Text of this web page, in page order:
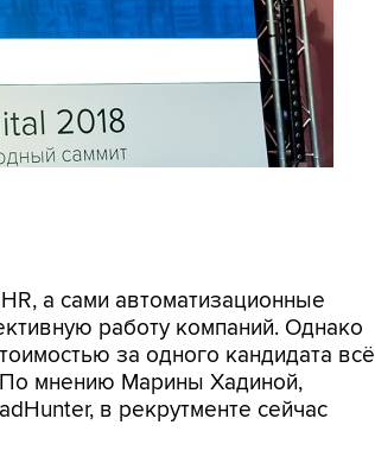
а сами автоматизационные
работу компаний. Однако
за одного кандидата всё
мнению Марины Хадиной,
в рекрутменте сейчас